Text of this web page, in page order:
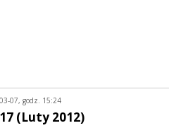
07, godz. 15:24
(Luty 2012)